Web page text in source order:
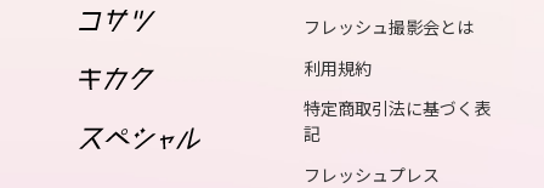
tue
19
20
フレッシュ撮影会とは
利用規約
特定商取引法に基づく表
記
フレッシュプレス